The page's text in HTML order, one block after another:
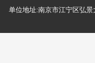
单位地址:南京市江宁区弘